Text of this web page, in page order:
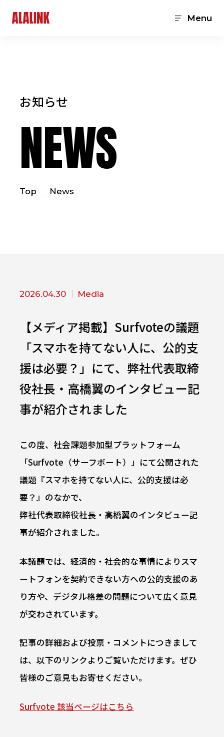
Menu
お知らせ
NEWS
Top News
2026.04.30 Media
【メディア掲載】Surfvoteの議題
「スマホを持てない人に、公的支
援は必要？」にて、弊社代表取締
役社長・高橋翼のインタビュー記
事が紹介されました
この度、社会課題参加型プラットフォーム
「Surfvote（サーフボート）」にて公開された
議題『スマホを持てない人に、公的支援は必
要？』のなかで、
弊社代表取締役社長・高橋翼のインタビュー記
事が紹介されました。
本議題では、経済的・社会的な事情によりスマ
ートフォンを契約できない方への公的支援のあ
り方や、デジタル格差の問題について広く意見
が交わされています。
記事の詳細および投票・コメントにつきまして
は、以下のリンクよりご覧いただけます。ぜひ
皆様のご意見もお寄せください。
Surfvote 該当ページはこちら